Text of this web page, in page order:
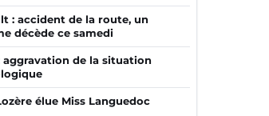
: accident de la route, un
décède ce samedi
aggravation de la situation
élue Miss Languedoc